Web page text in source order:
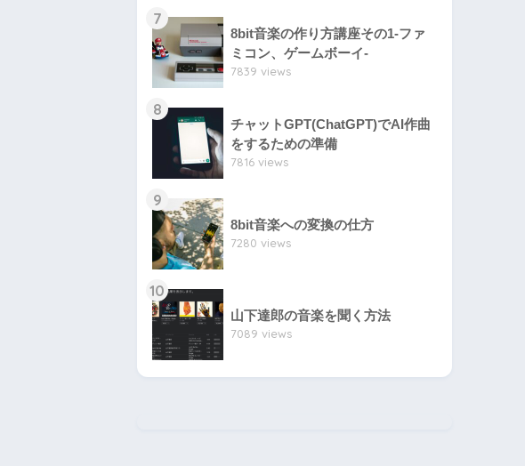
7
8bit音楽の作り方講座その1-ファ
ミコン、ゲームボーイ-
7839 views
8
チャットGPT(ChatGPT)でAI作曲
をするための準備
7816 views
9
8bit音楽への変換の仕方
7280 views
10
山下達郎の音楽を聞く方法
7089 views